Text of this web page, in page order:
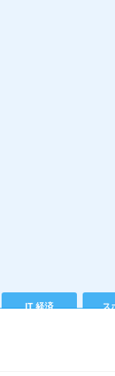
IT 経済 ス